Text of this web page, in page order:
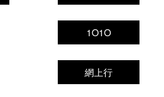
1O1O
網上行